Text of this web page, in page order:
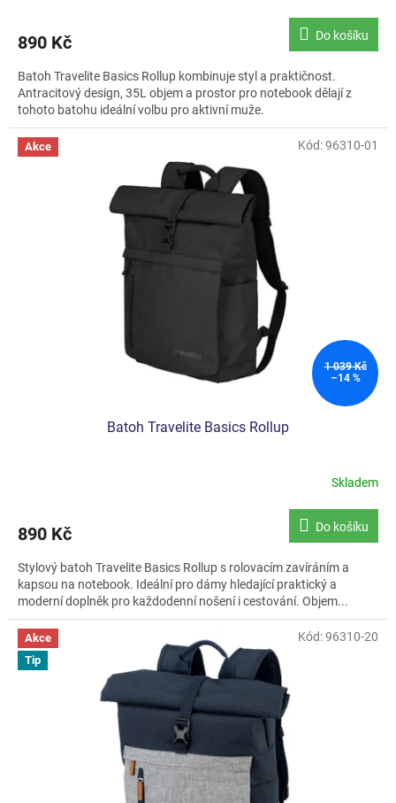
je
z
5
hvězdiček.
890 Kč Do košíku
Batoh Travelite Basics Rollup kombinuje styl a praktičnost.
Antracitový design, 35L objem a prostor pro notebook dělají z
tohoto batohu ideální volbu pro aktivní muže.
Akce
1 039 Kč
–14 %
Batoh Travelite Basics Rollup
je
z
5
hvězdiček.
Skladem
890 Kč Do košíku
Stylový batoh Travelite Basics Rollup s rolovacím zavíráním a
kapsou na notebook. Ideální pro dámy hledající praktický a
moderní doplněk pro každodenní nošení i cestování. Objem...
Kód:96310-01
Akce
Tip
Kód:96310-20